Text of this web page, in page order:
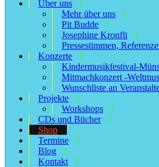
Über uns
Mehr über uns
Pit Budde
Josephine Kronfli
Pressestimmen,
Konzerte
Kindermusikfestival-
Mitmachkonzert -
Wunschliste an
Projekte
Workshops
CDs und Bücher
Shop
Termine
Blog
Kontakt